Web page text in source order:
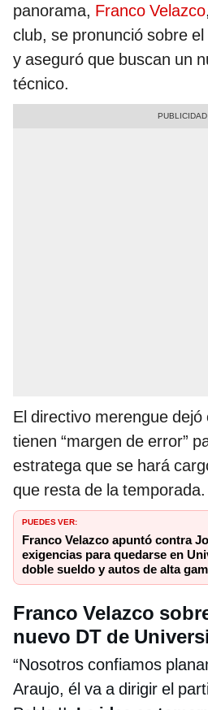
panorama, Franco Velazco
club, se pronunció sobre
y aseguró que buscan un
técnico.
El directivo merengue dejó
tienen “margen de error”
estratega que se hará
que resta de la temporada.
PUEDES VER:
Franco Velazco apuntó contra
exigencias para quedarse en
doble sueldo y autos de alta
Franco Velazco
nuevo DT de
“Nosotros confiamos
Araujo, él va a dirigir el